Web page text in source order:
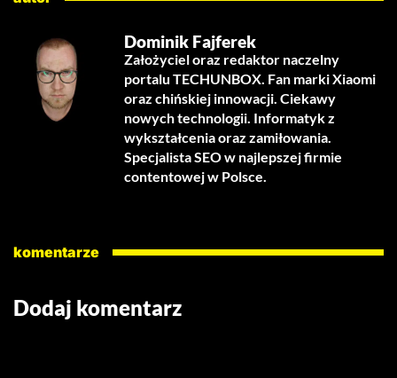
Dominik Fajferek
Założyciel oraz redaktor naczelny
portalu TECHUNBOX. Fan marki Xiaomi
oraz chińskiej innowacji. Ciekawy
nowych technologii. Informatyk z
wykształcenia oraz zamiłowania.
Specjalista SEO w najlepszej firmie
contentowej w Polsce.
komentarze
Dodaj komentarz